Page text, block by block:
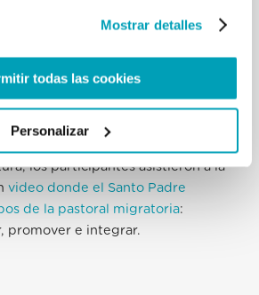
Mostrar detalles
todas las cookies
Personalizar
días 28-29 de mayo 2018, en la
Apostólico, S.E.
leyó el mensaje de P. Fabio
La Sección Migrantes y Refugiados
de la ONU»
los participantes asistieron a la
video donde el Santo Padre
de la pastoral migratoria:
promover e integrar.